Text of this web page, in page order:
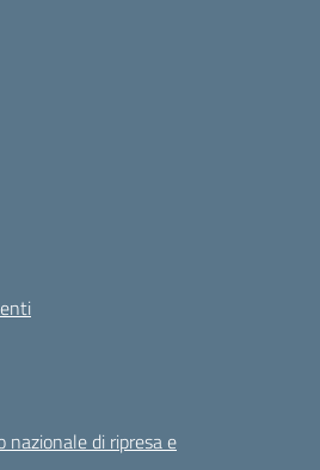
nazionale di ripresa e